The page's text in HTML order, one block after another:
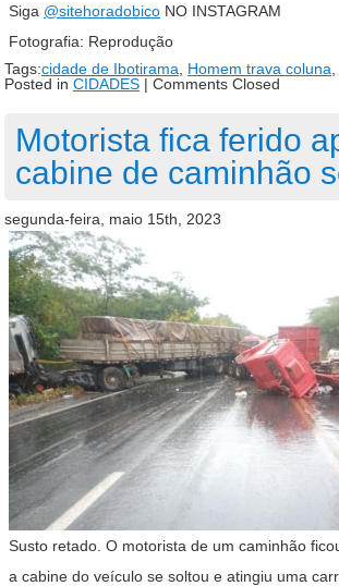
Siga @sitehoradobico NO INSTAGRAM
Fotografia: Reprodução
Tags:cidade de Ibotirama Homem trava coluna
Posted in CIDADES | Comments Closed
Motorista fica ferido
cabine de caminhão
segunda-feira, maio 15th, 2023
Susto retado. O motorista de um caminhão
a cabine do veículo se soltou e atingiu uma